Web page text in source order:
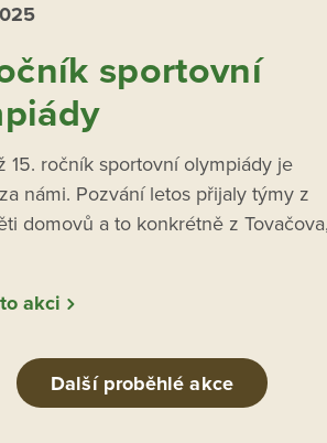
sportovní
15. ročník sportovní olympiády je
námi. Pozvání letos přijaly týmy z
domovů a to konkrétně z Tovačova,
akci
Další proběhlé akce